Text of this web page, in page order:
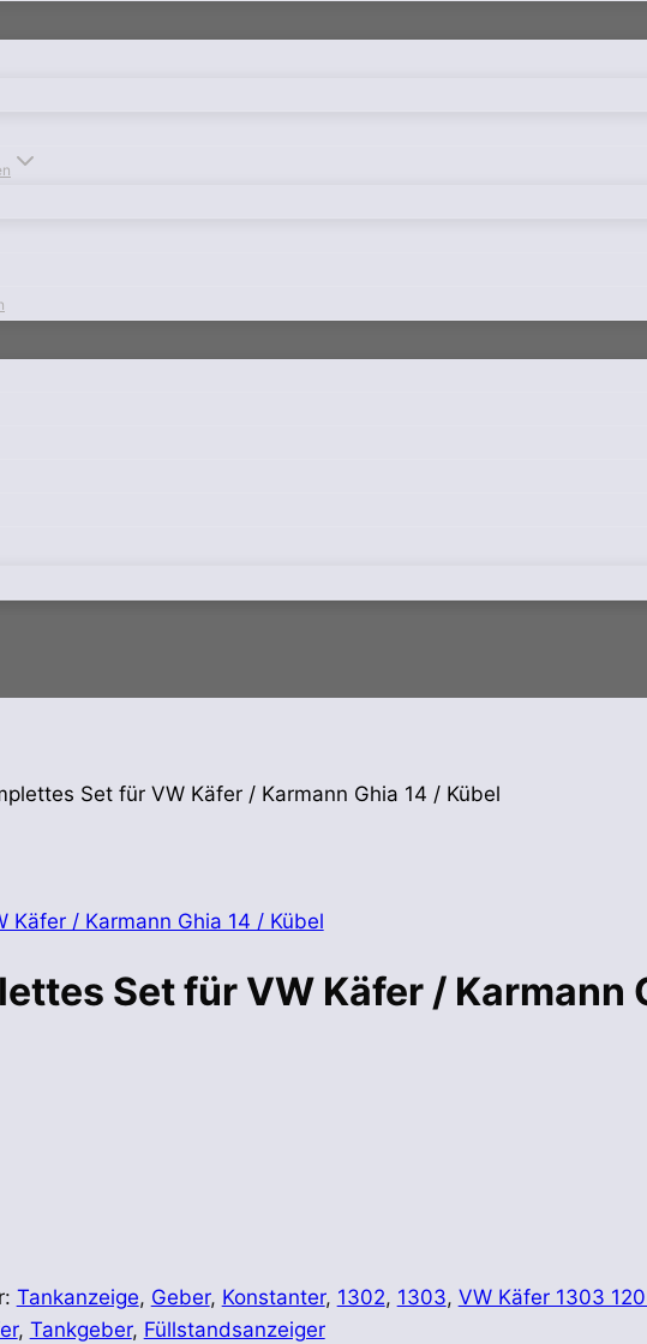
Set für VW Käfer / Karmann Ghia 14 / Kübel
Set für VW Käfer / Karmann
Tankanzeige, Geber, Konstanter, 1302, 1303, VW Käfer 1303
, Tankgeber, Füllstandsanzeiger